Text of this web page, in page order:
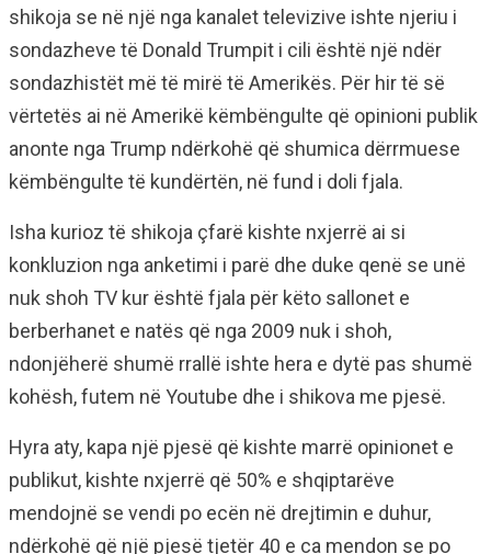
shikoja se në një nga kanalet televizive ishte njeriu i
sondazheve të Donald Trumpit i cili është një ndër
sondazhistët më të mirë të Amerikës. Për hir të së
vërtetës ai në Amerikë këmbëngulte që opinioni publik
anonte nga Trump ndërkohë që shumica dërrmuese
këmbëngulte të kundërtën, në fund i doli fjala.
Isha kurioz të shikoja çfarë kishte nxjerrë ai si
konkluzion nga anketimi i parë dhe duke qenë se unë
nuk shoh TV kur është fjala për këto sallonet e
berberhanet e natës që nga 2009 nuk i shoh,
ndonjëherë shumë rrallë ishte hera e dytë pas shumë
kohësh, futem në Youtube dhe i shikova me pjesë.
Hyra aty, kapa një pjesë që kishte marrë opinionet e
publikut, kishte nxjerrë që 50% e shqiptarëve
mendojnë se vendi po ecën në drejtimin e duhur,
ndërkohë që një pjesë tjetër 40 e ca mendon se po